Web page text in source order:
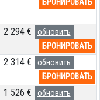
2 294 €
обновить
БРОНИРОВАТЬ
2 314 €
обновить
БРОНИРОВАТЬ
1 526 €
обновить